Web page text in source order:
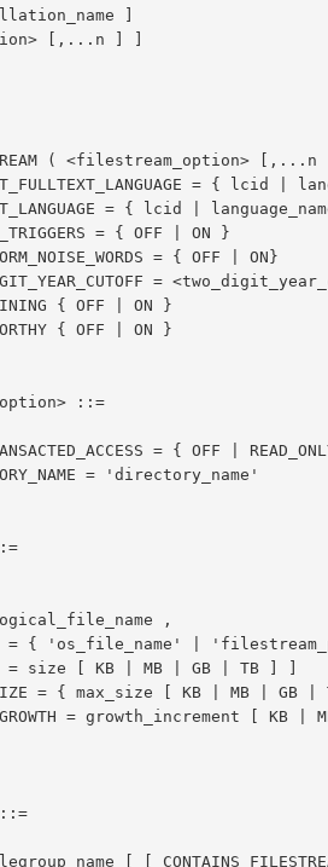
]
[,...n ] ]
{ OFF | ON }
{ OFF | ON }
::=
,
= { 'os_file_name' |
[ KB | MB | GB | TB ] ]
= { max_size [ KB | MB | GB |
= growth_increment [ KB |
name [ [ CONTAINS